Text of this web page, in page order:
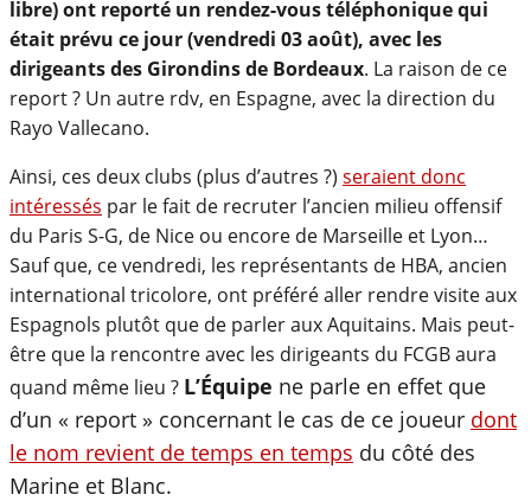
libre) ont reporté un rendez-vous téléphonique qui
était prévu ce jour (vendredi 03 août), avec les
dirigeants des Girondins de Bordeaux. La raison de ce
report ? Un autre rdv, en Espagne, avec la direction du
Rayo Vallecano.
Ainsi, ces deux clubs (plus d’autres ?) seraient donc
intéressés par le fait de recruter l’ancien milieu offensif
du Paris S-G, de Nice ou encore de Marseille et Lyon…
Sauf que, ce vendredi, les représentants de HBA, ancien
international tricolore, ont préféré aller rendre visite aux
Espagnols plutôt que de parler aux Aquitains. Mais peut-
être que la rencontre avec les dirigeants du FCGB aura
quand même lieu ? L’Équipe ne parle en effet que
d’un « report » concernant le cas de ce joueur dont
le nom revient de temps en temps du côté des
Marine et Blanc.